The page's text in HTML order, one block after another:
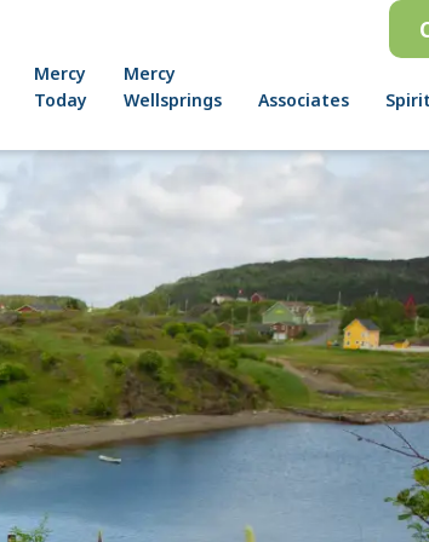
Mercy
Today
Mercy
Wellsprings
Associates